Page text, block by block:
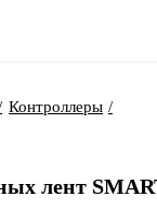
Контроллеры
лент